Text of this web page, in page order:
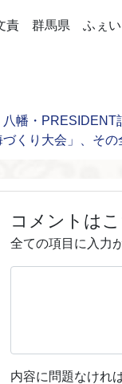
責 群馬県 ふぇい
八幡・PRESIDENT
づくり大会」、そ
コメントは
全ての項目に入力
内容に問題なけれ